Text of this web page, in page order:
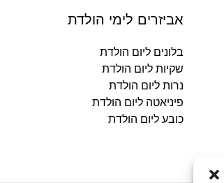
אביזרים לימי הולדת
בלונים ליום הולדת
שקיות ליום הולדת
נרות ליום הולדת
פיניאטה ליום הולדת
כובע ליום הולדת